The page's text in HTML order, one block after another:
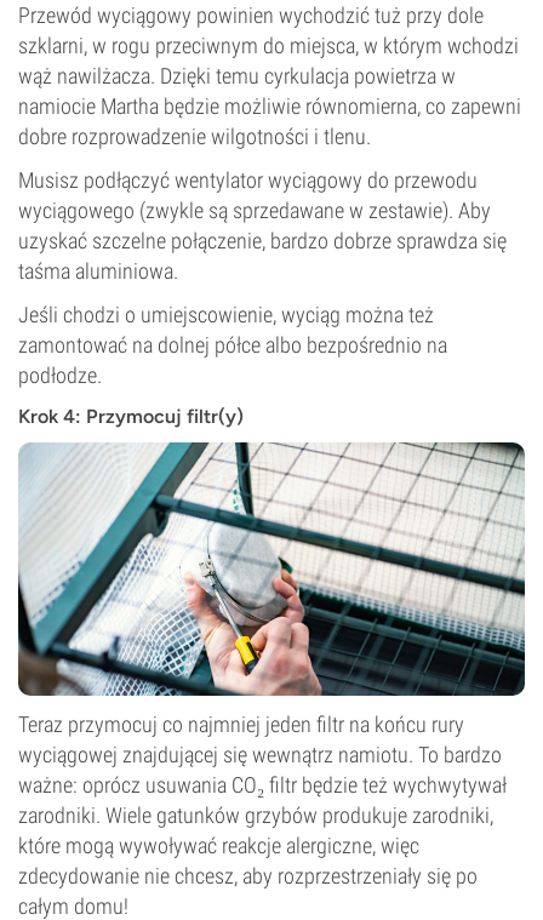
Przewód wyciągowy powinien wychodzić tuż przy dole
szklarni, w rogu przeciwnym do miejsca, w którym wchodzi
wąż nawilżacza. Dzięki temu cyrkulacja powietrza w
namiocie Martha będzie możliwie równomierna, co zapewni
dobre rozprowadzenie wilgotności i tlenu.
Musisz podłączyć wentylator wyciągowy do przewodu
wyciągowego (zwykle są sprzedawane w zestawie). Aby
uzyskać szczelne połączenie, bardzo dobrze sprawdza się
taśma aluminiowa.
Jeśli chodzi o umiejscowienie, wyciąg można też
zamontować na dolnej półce albo bezpośrednio na
podłodze.
Krok 4: Przymocuj filtr(y)
Teraz przymocuj co najmniej jeden filtr na końcu rury
wyciągowej znajdującej się wewnątrz namiotu. To bardzo
ważne: oprócz usuwania CO₂ filtr będzie też wychwytywał
zarodniki. Wiele gatunków grzybów produkuje zarodniki,
które mogą wywoływać reakcje alergiczne, więc
zdecydowanie nie chcesz, aby rozprzestrzeniały się po
całym domu!